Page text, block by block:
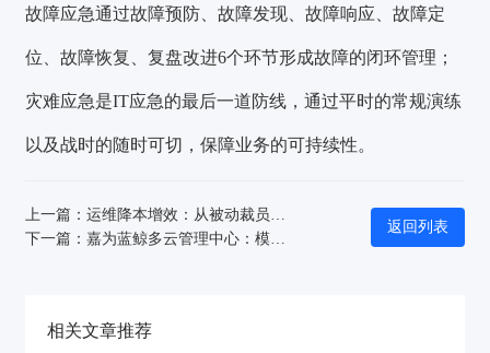
故障应急通过故障预防、故障发现、故障响应、故障定
位、故障恢复、复盘改进6个环节形成故障的闭环管理；
灾难应急是IT应急的最后一道防线，通过平时的常规演练
以及战时的随时可切，保障业务的可持续性。
返回列表
相关文章推荐